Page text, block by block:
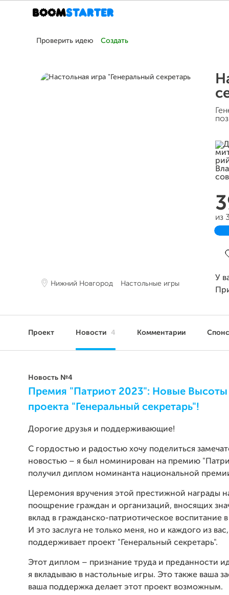
Проверить идею Создать
Нижний Новгород Настольные игры
из
У
Проект Новости 4 Комментарии
Новость №4
Премия "Патриот 2023": Новые Высоты
проекта "Генеральный секретарь"!
Дорогие друзья и поддерживающие!
С гордостью и радостью хочу поделиться
новостью – я был номинирован на премию
получил диплом номинанта национальной
Церемония вручения этой престижной награды
поощрение граждан и организаций, вносящих
вклад в гражданско-патриотическое воспитание
И это заслуга не только меня, но и каждого из
поддерживает проект "Генеральный секретарь".
Этот диплом – признание труда и преданности
я вкладываю в настольные игры. Это также ваша
ваша поддержка делает этот проект возможным.